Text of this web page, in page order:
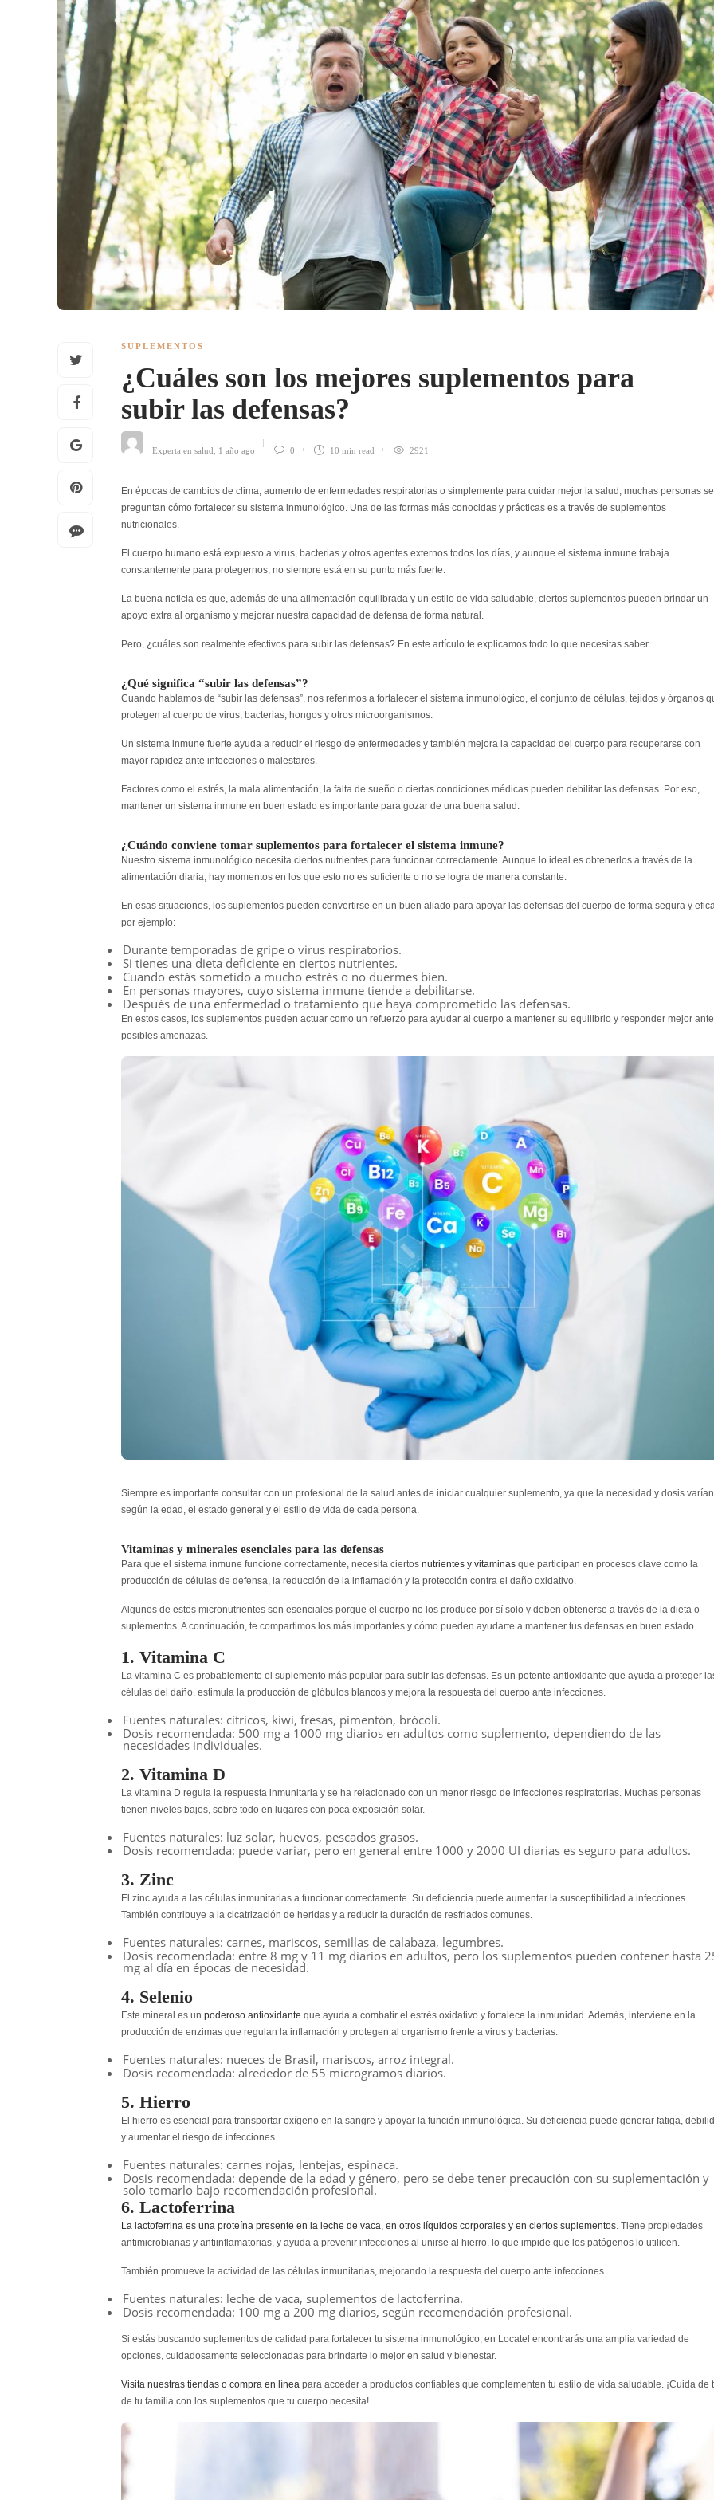
SUPLEMENTOS
¿Cuáles son los mejores suplementos para
subir las defensas?
Experta en salud 1 año ago 0 10 min read 2921
En épocas de cambios de clima, aumento de enfermedades respiratorias o simplemente para cuidar mejor la salud, muchas personas se
preguntan cómo fortalecer su sistema inmunológico. Una de las formas más conocidas y prácticas es a través de suplementos
nutricionales.
El cuerpo humano está expuesto a virus, bacterias y otros agentes externos todos los días, y aunque el sistema inmune trabaja
constantemente para protegernos, no siempre está en su punto más fuerte.
La buena noticia es que, además de una alimentación equilibrada y un estilo de vida saludable, ciertos suplementos pueden brindar un
apoyo extra al organismo y mejorar nuestra capacidad de defensa de forma natural.
Pero, ¿cuáles son realmente efectivos para subir las defensas? En este artículo te explicamos todo lo que necesitas saber.
¿Qué significa “subir las defensas”?
Cuando hablamos de “subir las defensas”, nos referimos a fortalecer el sistema inmunológico, el conjunto de células, tejidos y órganos
protegen al cuerpo de virus, bacterias, hongos y otros microorganismos.
Un sistema inmune fuerte ayuda a reducir el riesgo de enfermedades y también mejora la capacidad del cuerpo para recuperarse con
mayor rapidez ante infecciones o malestares.
Factores como el estrés, la mala alimentación, la falta de sueño o ciertas condiciones médicas pueden debilitar las defensas. Por eso,
mantener un sistema inmune en buen estado es importante para gozar de una buena salud.
¿Cuándo conviene tomar suplementos para fortalecer el sistema inmune?
Nuestro sistema inmunológico necesita ciertos nutrientes para funcionar correctamente. Aunque lo ideal es obtenerlos a través de la
alimentación diaria, hay momentos en los que esto no es suficiente o no se logra de manera constante.
En esas situaciones, los suplementos pueden convertirse en un buen aliado para apoyar las defensas del cuerpo de forma segura y
por ejemplo:
Durante temporadas de gripe o virus respiratorios.
Si tienes una dieta deficiente en ciertos nutrientes.
Cuando estás sometido a mucho estrés o no duermes bien.
En personas mayores, cuyo sistema inmune tiende a debilitarse.
Después de una enfermedad o tratamiento que haya comprometido las defensas.
En estos casos, los suplementos pueden actuar como un refuerzo para ayudar al cuerpo a mantener su equilibrio y responder mejor ante
posibles amenazas.
Siempre es importante consultar con un profesional de la salud antes de iniciar cualquier suplemento, ya que la necesidad y dosis varían
según la edad, el estado general y el estilo de vida de cada persona.
Vitaminas y minerales esenciales para las defensas
Para que el sistema inmune funcione correctamente, necesita ciertos nutrientes y vitaminas que participan en procesos clave como la
producción de células de defensa, la reducción de la inflamación y la protección contra el daño oxidativo.
Algunos de estos micronutrientes son esenciales porque el cuerpo no los produce por sí solo y deben obtenerse a través de la dieta o
suplementos. A continuación, te compartimos los más importantes y cómo pueden ayudarte a mantener tus defensas en buen estado.
1. Vitamina C
La vitamina C es probablemente el suplemento más popular para subir las defensas. Es un potente antioxidante que ayuda a proteger
células del daño, estimula la producción de glóbulos blancos y mejora la respuesta del cuerpo ante infecciones.
Fuentes naturales: cítricos, kiwi, fresas, pimentón, brócoli.
Dosis recomendada: 500 mg a 1000 mg diarios en adultos como suplemento, dependiendo de las
necesidades individuales.
2. Vitamina D
La vitamina D regula la respuesta inmunitaria y se ha relacionado con un menor riesgo de infecciones respiratorias. Muchas personas
tienen niveles bajos, sobre todo en lugares con poca exposición solar.
Fuentes naturales: luz solar, huevos, pescados grasos.
Dosis recomendada: puede variar, pero en general entre 1000 y 2000 UI diarias es seguro para adultos.
3. Zinc
El zinc ayuda a las células inmunitarias a funcionar correctamente. Su deficiencia puede aumentar la susceptibilidad a infecciones.
También contribuye a la cicatrización de heridas y a reducir la duración de resfriados comunes.
Fuentes naturales: carnes, mariscos, semillas de calabaza, legumbres.
Dosis recomendada: entre 8 mg y 11 mg diarios en adultos, pero los suplementos pueden contener hasta
mg al día en épocas de necesidad.
4. Selenio
Este mineral es un poderoso antioxidante que ayuda a combatir el estrés oxidativo y fortalece la inmunidad . Además, interviene en la
producción de enzimas que regulan la inflamación y protegen al organismo frente a virus y bacterias.
Fuentes naturales: nueces de Brasil, mariscos, arroz integral.
Dosis recomendada: alrededor de 55 microgramos diarios.
5. Hierro
El hierro es esencial para transportar oxígeno en la sangre y apoyar la función inmunológica. Su deficiencia puede generar fatiga,
y aumentar el riesgo de infecciones.
Fuentes naturales: carnes rojas, lentejas, espinaca.
Dosis recomendada: depende de la edad y género, pero se debe tener precaución con su suplementación y
solo tomarlo bajo recomendación profesional.
6. Lactoferrina
La lactoferrina es una proteína presente en la leche de vaca, en otros líquidos corporales y en ciertos suplementos. Tiene propiedades
antimicrobianas y antiinflamatorias, y ayuda a prevenir infecciones al unirse al hierro, lo que impide que los patógenos lo utilicen.
También promueve la actividad de las células inmunitarias, mejorando la respuesta del cuerpo ante infecciones.
Fuentes naturales: leche de vaca, suplementos de lactoferrina.
Dosis recomendada: 100 mg a 200 mg diarios, según recomendación profesional.
Si estás buscando suplementos de calidad para fortalecer tu sistema inmunológico, en Locatel encontrarás una amplia variedad de
opciones, cuidadosamente seleccionadas para brindarte lo mejor en salud y bienestar.
Visita nuestras tiendas o compra en línea para acceder a productos confiables que complementen tu estilo de vida saludable. ¡Cuida de
de tu familia con los suplementos que tu cuerpo necesita!